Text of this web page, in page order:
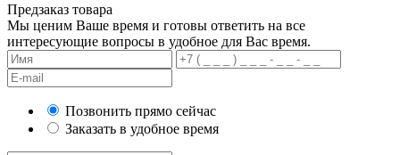
Предзаказ товара
Мы ценим Ваше время и готовы ответить на все
интересующие вопросы в удобное для Вас время.
Позвонить прямо сейчас
Заказать в удобное время